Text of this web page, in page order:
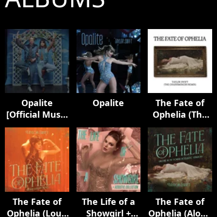
Opalite
[Official Music
Video
(Extended
Versions)]
Opalite
The Fate of
Ophelia (The
Chainsmokers
Remix)
The Fate of
Ophelia (Loud
The Life of a
Showgirl +
The Fate of
Ophelia (Alone